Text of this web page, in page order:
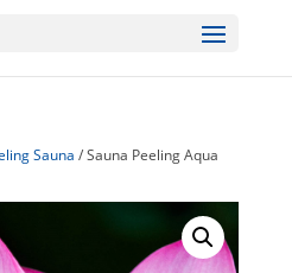
Sauna / Sauna Peeling Aqua